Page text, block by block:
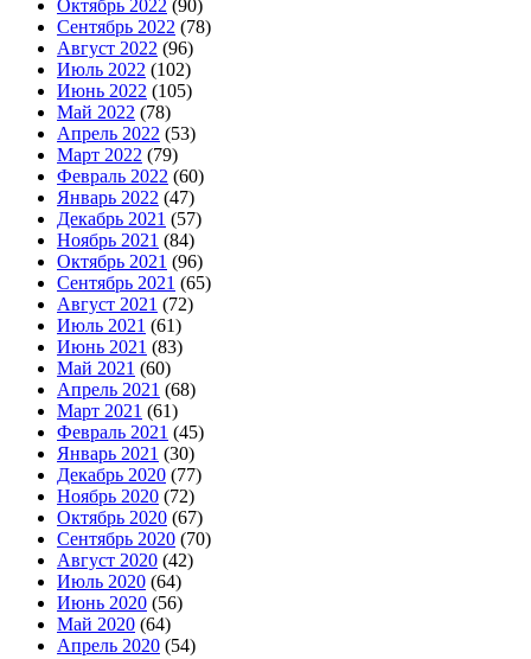
Октябрь 2022 (90)
Сентябрь 2022 (78)
Август 2022 (96)
Июль 2022 (102)
Июнь 2022 (105)
Май 2022 (78)
Апрель 2022 (53)
Март 2022 (79)
Февраль 2022 (60)
Январь 2022 (47)
Декабрь 2021 (57)
Ноябрь 2021 (84)
Октябрь 2021 (96)
Сентябрь 2021 (65)
Август 2021 (72)
Июль 2021 (61)
Июнь 2021 (83)
Май 2021 (60)
Апрель 2021 (68)
Март 2021 (61)
Февраль 2021 (45)
Январь 2021 (30)
Декабрь 2020 (77)
Ноябрь 2020 (72)
Октябрь 2020 (67)
Сентябрь 2020 (70)
Август 2020 (42)
Июль 2020 (64)
Июнь 2020 (56)
Май 2020 (64)
Апрель 2020 (54)